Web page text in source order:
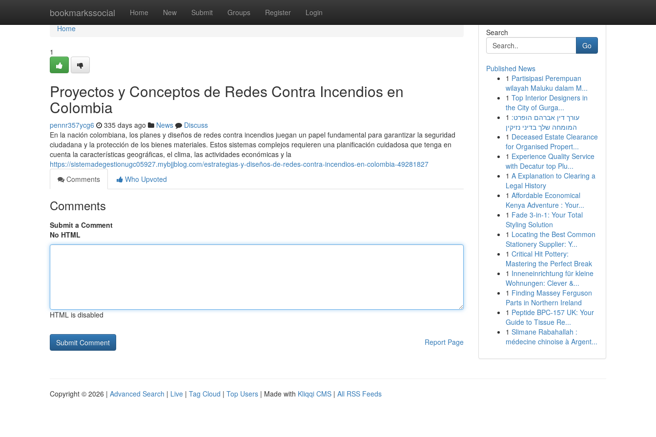
bookmarkssocial Home New Submit Groups Register Login
Home
Home
1
Proyectos y Conceptos de Redes Contra Incendios en
Colombia
pennr357ycg6 335 days ago News
Discuss
En la nación colombiana, los planes y diseños de redes contra incendios juegan un papel fundamental para garantizar la seguridad
ciudadana y la protección de los bienes materiales. Estos sistemas complejos requieren una planificación cuidadosa que tenga en
cuenta la características geográficas, el clima, las actividades económicas y la
https://sistemadegestionugc05927.mybjjblog.com/estrategias-y-diseños-de-redes-contra-incendios-en-colombia-49281827
Comments
Who Upvoted
Comments
Submit a Comment
No HTML
HTML is disabled
Report Page
Search
Go
Published News
1 Partisipasi Perempuan
wilayah Maluku dalam M...
1 Top Interior Designers in
the City of Gurga...
1 עורך דין אברהם הופרט:
המומחה שלך בדיני נזיקין
1 Deceased Estate Clearance
for Organised Propert...
1 Experience Quality Service
with Decatur top Plu...
1 A Explanation to Clearing a
Legal History
1 Affordable Economical
Kenya Adventure : Your...
1 Fade 3-in-1: Your Total
Styling Solution
1 Locating the Best Common
Stationery Supplier: Y...
1 Critical Hit Pottery:
Mastering the Perfect Break
1 Inneneinrichtung für kleine
Wohnungen: Clever &...
1 Finding Massey Ferguson
Parts in Northern Ireland
1 Peptide BPC-157 UK: Your
Guide to Tissue Re...
1 Slimane Rabahallah :
médecine chinoise à Argent...
Copyright © 2026 | Advanced Search | Live | Tag Cloud | Top Users | Made with Kliqqi CMS | All RSS Feeds